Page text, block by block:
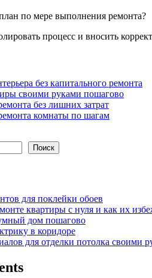
по мере выполнения ремонта?
процесс и вносить
без капитального ремонта
своими руками пошагово
без лишних затрат
комнаты по шагам
Поиск
для поклейки обоев
квартиры с нуля и как их
дом пошагово
в коридоре
для отделки потолка своими